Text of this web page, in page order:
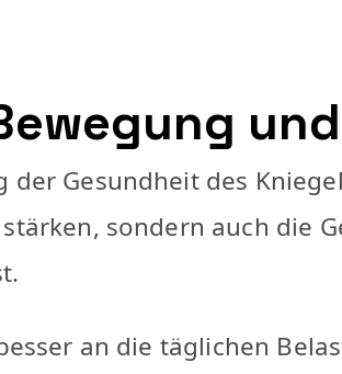
der Gesundheit des
sondern auch die
an die täglichen